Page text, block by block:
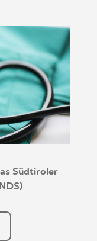
Südtiroler